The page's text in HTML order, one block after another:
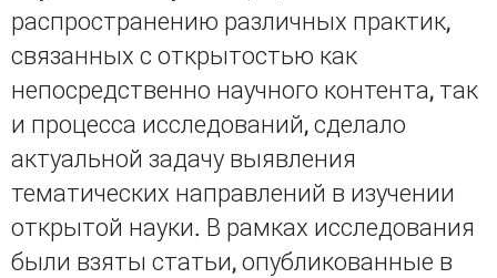
распространению различных практик,
связанных с открытостью как
непосредственно научного контента, так
и процесса исследований, сделало
актуальной задачу выявления
тематических направлений в изучении
открытой науки. В рамках исследования
были взяты статьи, опубликованные в